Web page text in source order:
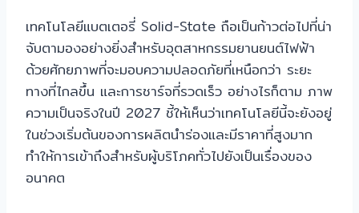
เทคโนโลยีแบตเตอรี่ Solid-State ถือเป็นก้าวต่อไปที่น่า
จับตามองอย่างยิ่งสำหรับอุตสาหกรรมยานยนต์ไฟฟ้า
ด้วยศักยภาพที่จะมอบความปลอดภัยที่เหนือกว่า ระยะ
ทางที่ไกลขึ้น และการชาร์จที่รวดเร็ว อย่างไรก็ตาม ภาพ
ความเป็นจริงในปี 2027 ชี้ให้เห็นว่าเทคโนโลยีนี้จะยังอยู่
ในช่วงเริ่มต้นของการผลิตนำร่องและมีราคาที่สูงมาก
ทำให้การเข้าถึงสำหรับผู้บริโภคทั่วไปยังเป็นเรื่องของ
อนาคต